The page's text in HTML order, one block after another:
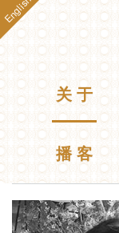
Westheavens
English
主菜单 关 于
播 客
你在这里